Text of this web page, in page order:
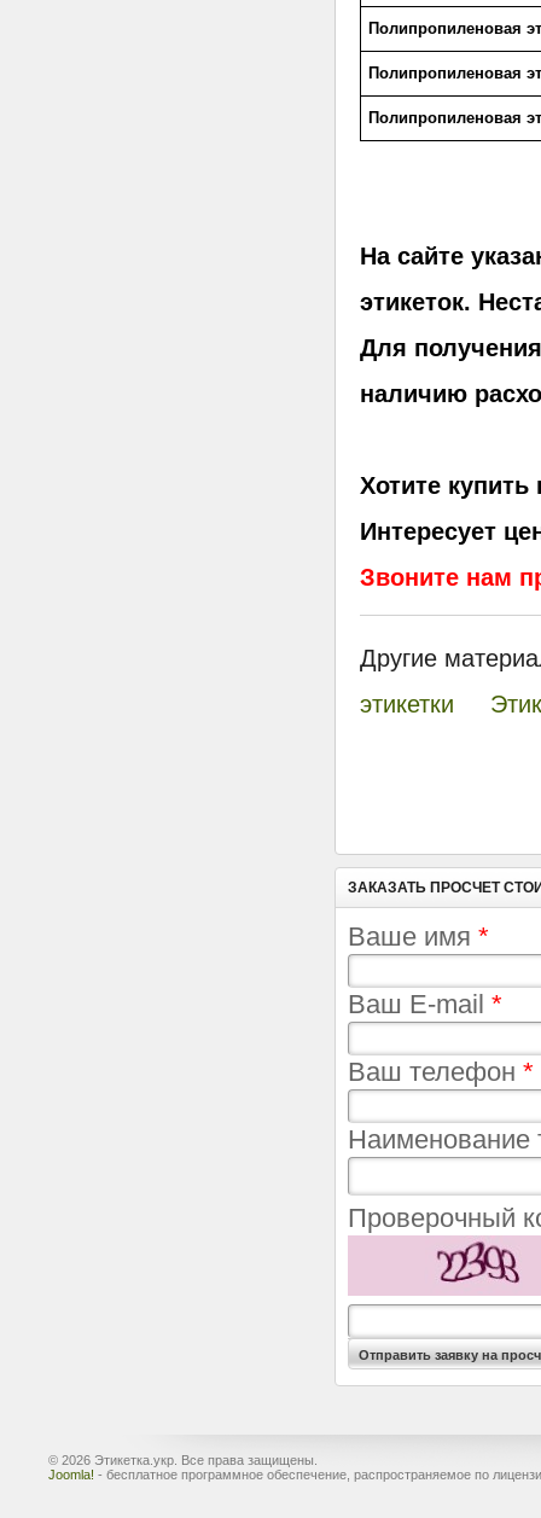
Полипропиленовая
Полипропиленовая
Полипропиленовая
На сайте
этикеток.
Для
наличию
Хотите
Интересует
Звоните нам
Другие
этикетки
ЗАКАЗАТЬ ПРОСЧЕТ
Ваше имя *
Ваш E-mail *
Ваш телефон *
Наименование
Проверочный
© 2026 Этикетка.укр. Все права защищены.
Joomla! - бесплатное программное обеспечение, распространяемое по